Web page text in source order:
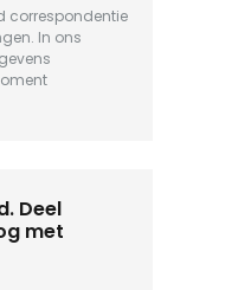
correspondentie
In ons
Deel
met